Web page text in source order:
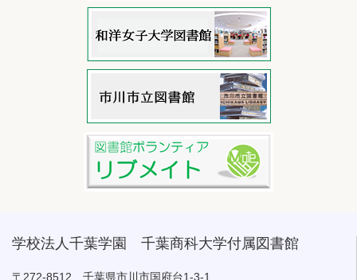
学校法人千葉学園 千葉商科大学付属図書館
〒272-8512 千葉県市川市国府台1-3-1